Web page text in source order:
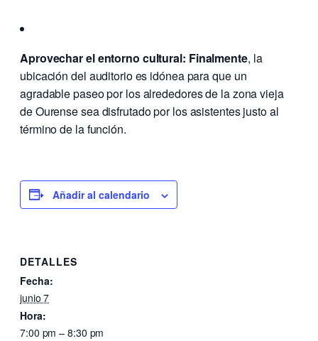
Aprovechar el entorno cultural: Finalmente, la
ubicación del auditorio es idónea para que un
agradable paseo por los alrededores de la zona vieja
de Ourense sea disfrutado por los asistentes justo al
término de la función.
Añadir al calendario
DETALLES
Fecha:
junio 7
Hora:
7:00 pm – 8:30 pm